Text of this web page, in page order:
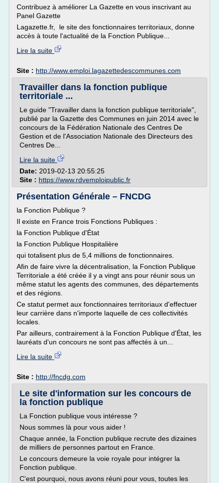
Contribuez à améliorer La Gazette en vous inscrivant au
Panel Gazette
Lagazette.fr, le site des fonctionnaires territoriaux, donne
accès à toute l'actualité de la Fonction Publique...
Lire la suite
Site : http://www.emploi.lagazettedescommunes.com
Travailler dans la fonction publique
territoriale ...
Le guide "Travailler dans la fonction publique territoriale",
publié par la Gazette des Communes en juin 2014 avec le
concours de la Fédération Nationale des Centres De
Gestion et de l'Association Nationale des Directeurs des
Centres De...
Lire la suite
Date: 2019-02-13 20:55:25
Site : https://www.rdvemploipublic.fr
Présentation Générale – FNCDG
la Fonction Publique ?
Il existe en France trois Fonctions Publiques :
la Fonction Publique d'État
la Fonction Publique Hospitalière
qui totalisent plus de 5,4 millions de fonctionnaires.
Afin de faire vivre la décentralisation, la Fonction Publique
Territoriale a été créée il y a vingt ans pour réunir sous un
même statut les agents des communes, des départements
et des régions.
Ce statut permet aux fonctionnaires territoriaux d'effectuer
leur carrière dans n'importe laquelle de ces collectivités
locales.
Par ailleurs, contrairement à la Fonction Publique d'État, les
lauréats d'un concours ne sont pas affectés à un...
Lire la suite
Site : http://fncdg.com
Le site d'information sur les concours de
la fonction publique
La Fonction publique vous intéresse ?
Nous sommes là pour vous aider !
Chaque année, la Fonction publique recrute des dizaines
de milliers de personnes partout en France.
Le concours demeure la voie royale pour intégrer la
Fonction publique.
C'est pourquoi, nous avons réuni pour vous, toutes les